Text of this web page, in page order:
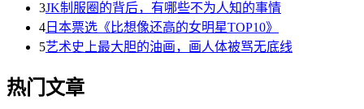
3JK制服圈的背后，有哪些不为人知的事情
4 日本票选《比想像还高的女明星TOP10》
5艺术史上最大胆的油画，画人体被骂无底线
热门文章